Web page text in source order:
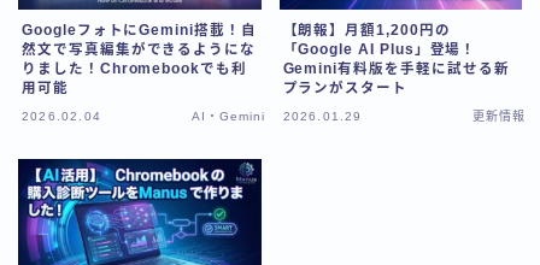
GoogleフォトにGemini搭載！自
然文で写真編集ができるようにな
りました！Chromebookでも利
用可能
2026.02.04 AI・Gemini
【朗報】月額1,200円の
「Google AI Plus」登場！
Gemini有料版を手軽に試せる新
プランがスタート
2026.01.29 更新情報